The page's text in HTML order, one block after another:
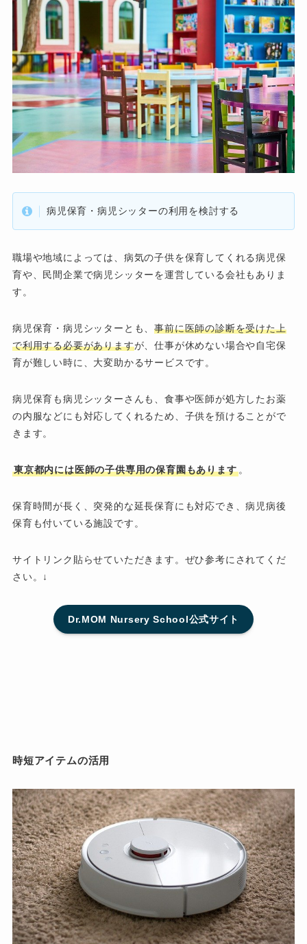
病児保育・病児シッターの利用を検討する
職場や地域によっては、病気の子供を保育してくれる病児保
育や、民間企業で病児シッターを運営している会社もありま
す。
病児保育・病児シッターとも、事前に医師の診断を受けた上
で利用する必要がありますが、仕事が休めない場合や自宅保
育が難しい時に、大変助かるサービスです。
病児保育も病児シッターさんも、食事や医師が処方したお薬
の内服などにも対応してくれるため、子供を預けることがで
きます。
東京都内には医師の子供専用の保育園もあります。
保育時間が長く、突発的な延長保育にも対応でき、病児病後
保育も付いている施設です。
サイトリンク貼らせていただきます。ぜひ参考にされてくだ
さい。↓
Dr.MOM Nursery School公式サイト
時短アイテムの活用